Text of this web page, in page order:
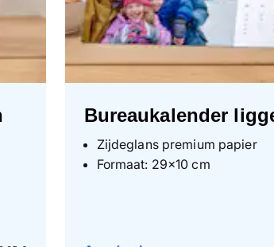
Bureaukalender
Zijdeglans premium papier
Formaat: 29×10 cm